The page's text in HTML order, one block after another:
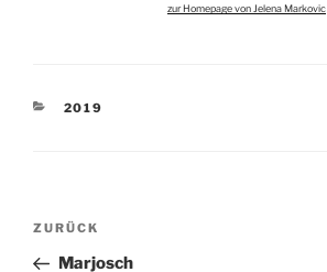
zur Homepage von Jelena Markovic
KATEGORIEN
2019
Beitragsnavigation
Vorheriger
Beitrag
ZURÜCK
Marjosch